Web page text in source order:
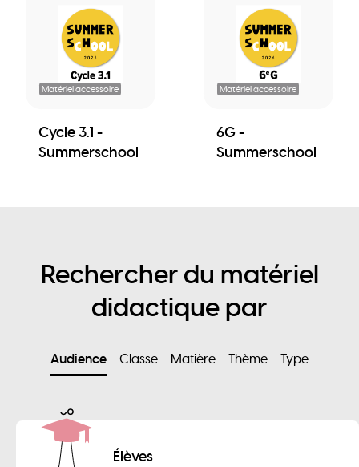
Matériel accessoire
Cycle 3.1 -
Summerschool
Matériel accessoire
6G -
Summerschool
Rechercher du matériel
didactique par
Audience Classe Matière Thème Type
Élèves